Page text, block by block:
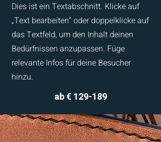
Dies ist ein Textabschnitt. Klicke auf
„Text bearbeiten” oder doppelklicke auf
das Textfeld, um den Inhalt deinen
Bedürfnissen anzupassen. Füge
relevante Infos für deine Besucher
hinzu.
ab € 129-189